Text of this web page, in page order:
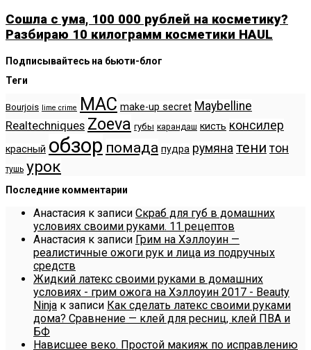
Сошла с ума, 100 000 рублей на косметику?
Разбираю 10 килограмм косметики HAUL
Подписывайтесь на бьюти-блог
Теги
Bourjois lime crime MAC make-up secret Maybelline
Realtechniques Zoeva губы карандаш кисть консилер
красный обзор помада пудра румяна тени тон
тушь урок
Последние комментарии
Анастасия к записи Скраб для губ в домашних
условиях своими руками. 11 рецептов
Анастасия к записи Грим на Хэллоуин —
реалистичные ожоги рук и лица из подручных
средств
Жидкий латекс своими руками в домашних
условиях - грим ожога на Хэллоуин 2017 - Beauty
Ninja к записи Как сделать латекс своими руками
дома? Сравнение — клей для ресниц, клей ПВА и
БФ
Нависшее веко. Простой макияж по исправлению